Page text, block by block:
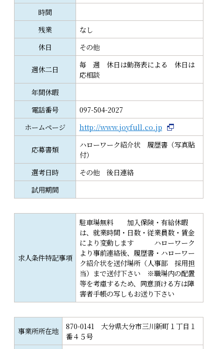
時間
残業
なし
休日
その他
週休二日
毎 週 休日は勤務表による 休日は
応相談
年間休暇
電話番号
097-504-2027
ホームページ
http://www.joyfull.co.jp
応募書類
ハローワーク紹介状 履歴書（写真貼
付）
選考日時
その他 後日連絡
試用期間
求人条件特記事項
駐車場無料 加入保険・有給休暇
は、就業時間・日数・従業員数・賃金
により変動します ハローワーク
より事前連絡後、履歴書・ハローワー
ク紹介状を送付場所（人事部 採用担
当）まで送付下さい ※職場内の配置
等を考慮するため、同意頂ける方は障
害者手帳の写しもお送り下さい
事業所所在地
870-0141 大分県大分市三川新町１丁目１
番４５号